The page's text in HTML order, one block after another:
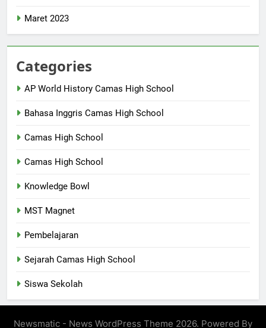
Maret 2023
Categories
AP World History Camas High School
Bahasa Inggris Camas High School
Camas High School
Camas High School
Knowledge Bowl
MST Magnet
Pembelajaran
Sejarah Camas High School
Siswa Sekolah
Newsmatic - News WordPress Theme 2026. Powered By